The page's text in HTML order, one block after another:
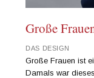
Große
DAS DESIGN
Große Frauen ist
Damals war